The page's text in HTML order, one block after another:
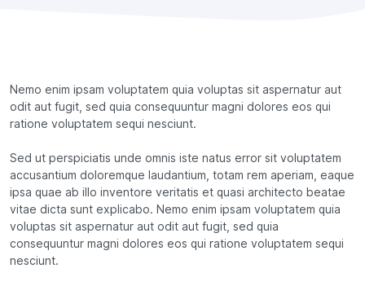
Nemo enim ipsam voluptatem quia voluptas sit aspernatur aut
odit aut fugit, sed quia consequuntur magni dolores eos qui
ratione voluptatem sequi nesciunt.
Sed ut perspiciatis unde omnis iste natus error sit voluptatem
accusantium doloremque laudantium, totam rem aperiam, eaque
ipsa quae ab illo inventore veritatis et quasi architecto beatae
vitae dicta sunt explicabo. Nemo enim ipsam voluptatem quia
voluptas sit aspernatur aut odit aut fugit, sed quia
consequuntur magni dolores eos qui ratione voluptatem sequi
nesciunt.